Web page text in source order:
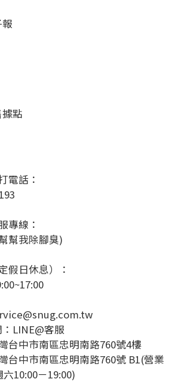
點
電話：
專線：
幫我除腳臭)
假日休息）：
LINE@客服
台中市南區忠明南路760號4樓
台中市南區忠明南路760號 B1(營業
10:00－19:00)